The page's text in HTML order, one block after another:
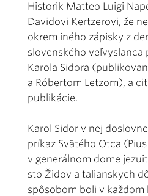
Historik Matteo Luigi
Davidovi Kertzerovi, že
okrem iného zápisky z
slovenského veľvyslanca
Karola Sidora
a Róbertom Letzom), a
publikácie.
Karol Sidor v nej
príkaz Svätého Otca
v generálnom dome
sto Židov a talianskych
spôsobom boli v